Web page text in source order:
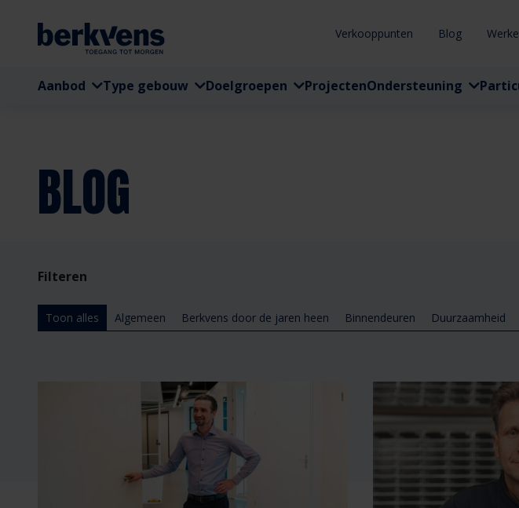
Verkooppunten Blog
Aanbod Type gebouw Doelgroepen ProjectenOndersteuning
BLOG
Filteren
Toon alles Algemeen Berkvens door de jaren heen Binnendeuren Duurzaamheid